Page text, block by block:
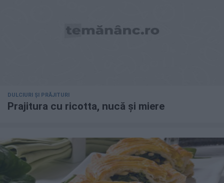
DULCIURI ȘI PRĂJITURI
Prajitura cu ricotta, nucă și miere